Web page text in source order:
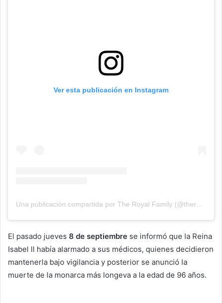
Ver esta publicación en Instagram
Una publicación compartida por The Royal Family (@theroyalfamily)
El pasado jueves 8 de septiembre se informó que la Reina
Isabel II había alarmado a sus médicos, quienes decidieron
mantenerla bajo vigilancia y posterior se anunció la
muerte de la monarca más longeva a la edad de 96 años.